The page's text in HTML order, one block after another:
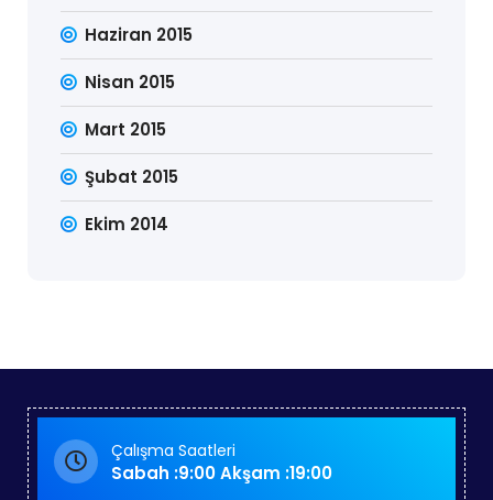
Haziran 2015
Nisan 2015
Mart 2015
Şubat 2015
Ekim 2014
Çalışma Saatleri
Sabah :9:00 Akşam :19:00